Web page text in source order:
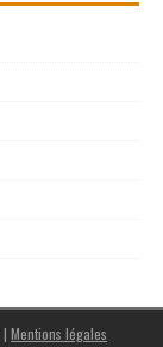
| Mentions légales